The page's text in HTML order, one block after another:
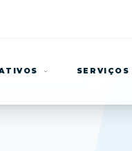
SERVIÇOS